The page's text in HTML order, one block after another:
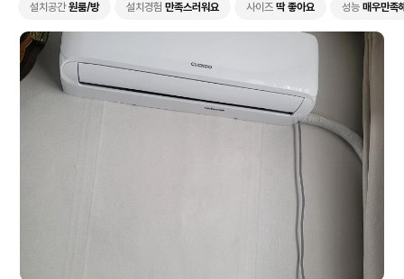
설치공간 원룸/방 설치경험 만족스러워요 사이즈 딱 좋아요 성능 매우만족